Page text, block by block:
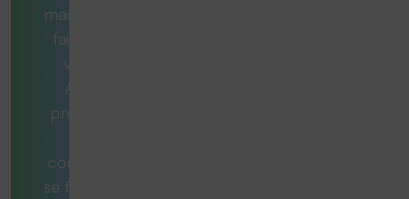
machine est
faite pour
vous ?
Aucun
problème.
consultants
se feront un